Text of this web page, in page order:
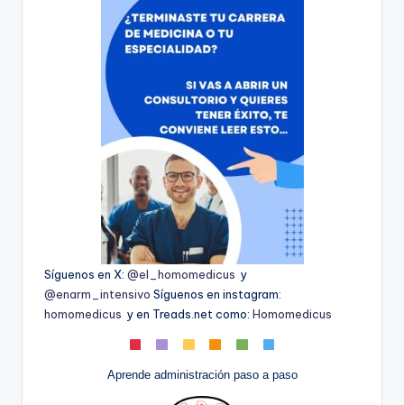
Síguenos en X: @el_homomedicus y
@enarm_intensivo Síguenos en instagram:
homomedicus y en Treads.net como: Homomedicus
Aprende administración paso a paso